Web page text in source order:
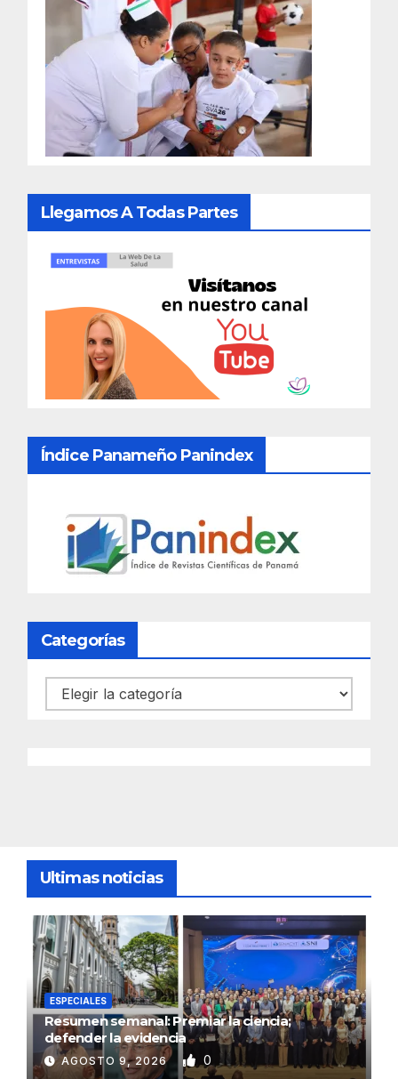
Llegamos A Todas Partes
Índice Panameño Panindex
Categorías
Categorías
Ultimas noticias
ESPECIALES
Resumen semanal: Premiar la ciencia;
defender la evidencia
AGOSTO 9, 2026 0